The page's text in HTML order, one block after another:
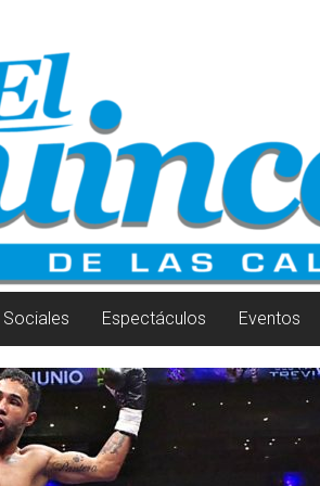
Sociales Espectáculos Eventos